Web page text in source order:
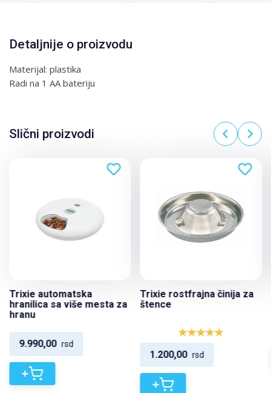
Detaljnije o proizvodu
Materijal: plastika
Radi na 1 AA bateriju
Slični proizvodi
Trixie automatska
hranilica sa više mesta za
hranu
9.990,00 rsd
+
Trixie rostfrajna činija za
štence
1.200,00 rsd
+